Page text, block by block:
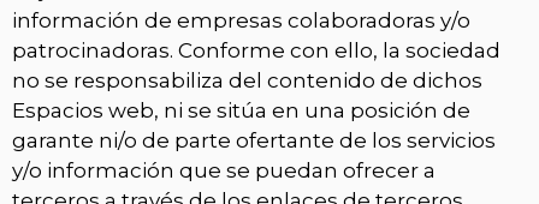
información de empresas colaboradoras y/o
patrocinadoras. Conforme con ello, la sociedad
no se responsabiliza del contenido de dichos
Espacios web, ni se sitúa en una posición de
garante ni/o de parte ofertante de los servicios
y/o información que se puedan ofrecer a